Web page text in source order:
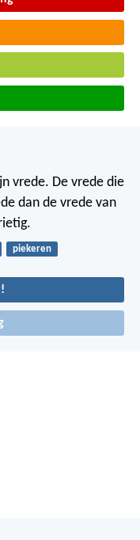
vrede. De vrede die
dan de vrede van
piekeren